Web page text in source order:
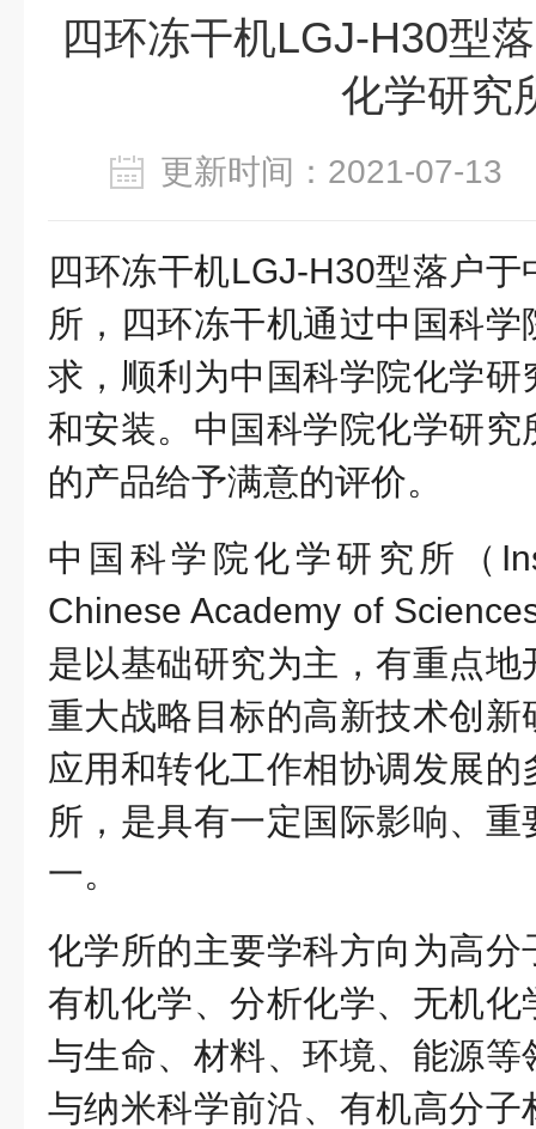
四环冻干机LGJ-H30型
化学研究
更新时间：2021-07-
四环冻干机LGJ-H30型落户
所 ，四环冻干机通过中国科
求，顺利为中国科学院化学
和安装。中国科学院化学研
的产品给予满意的评价。
中国科学院化学研究所（
Chinese Academy of
是以基础研究为主，有重点
重大战略目标的高新技术创
应用和转化工作相协调发展
所，是具有一定国际影响、
一。
化学所的主要学科方向为高
有机化学、分析化学、无机
与生命、材料、环境、能源
与纳米科学前沿、有机高分